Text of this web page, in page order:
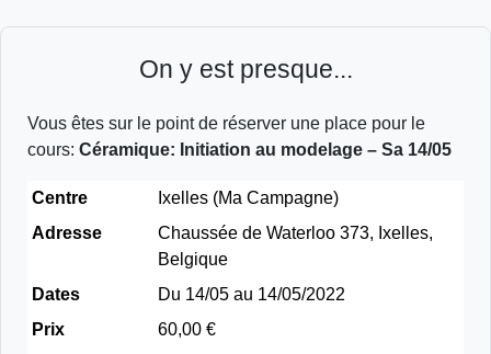
On y est presque...
Vous êtes sur le point de réserver une place pour le
cours: Céramique: Initiation au modelage – Sa 14/05
Centre
Ixelles (Ma Campagne)
Adresse
Chaussée de Waterloo 373, Ixelles,
Belgique
Dates
Du 14/05 au 14/05/2022
Prix
60,00 €